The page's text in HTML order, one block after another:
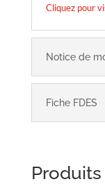
Cliquez pour
Notice de
Fiche FDES